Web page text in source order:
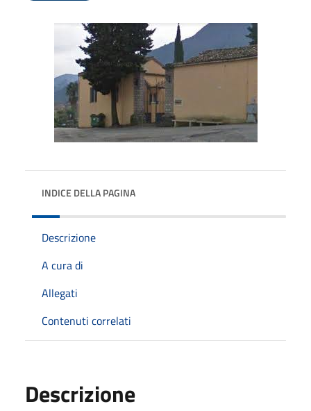
INDICE DELLA PAGINA
Descrizione
A cura di
Allegati
Contenuti correlati
Descrizione